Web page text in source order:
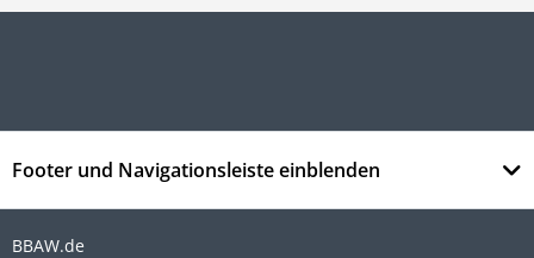
Footer und Navigationsleiste einblenden
BBAW.de